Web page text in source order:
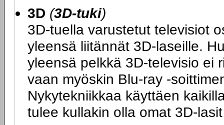
3D (3D-tuki)
3D-tuella varustetut televisiot
yleensä liitännät 3D-laseille.
yleensä pelkkä 3D-televisio ei
vaan myöskin Blu-ray -
Nykytekniikkaa käyttäen
tulee kullakin olla omat 3D-